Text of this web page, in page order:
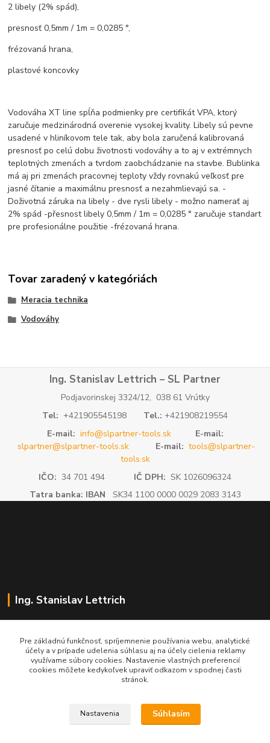
2 libely (2% spád),
presnosť 0,5mm / 1m = 0,0285 °,
frézovaná hrana,
plastové koncovky
Vodováha XT line spĺňa podmienky pre certifikát VPA, ktorý
zaručuje medzinárodná overenie vysokej kvality. Libely sú pevne
usadené v hliníkovom tele tak, aby bola zaručená kalibrovaná
presnosť po celú dobu životnosti vodováhy a to aj v extrémnych
teplotných zmenách a tvrdom zaobchádzanie na stavbe. Bublinka
má aj pri zmenách pracovnej teploty vždy rovnakú veľkosť pre
jasné čítanie a maximálnu presnosť a nezahmlievajú sa. -
Doživotná záruka na libely - dve rysli libely - možno namerať aj
2% spád -přesnost libely 0,5mm / 1m = 0,0285 ° zaručuje standart
pre profesionálne použitie -frézovaná hrana.
Tovar zaradený v kategóriách
Meracia technika
Vodováhy
Ing. Stanislav Lettrich – SL Partner
Podjavorinskej 3324/12, 038 61 Vrútky
Tel: +421905545198 Tel.: +421908219554
E-mail: info@slpartner-tools.sk
E-mail:
slpartner@slpartner-tools.sk
E-mail: tools@slpartner-
tools.sk
IČO: 34 701 494 IČ DPH: SK 1026096324
Tatra banka: IBAN SK34 1100 0000 0029 2083 3143
Ing. Stanislav Lettrich
+421 905 545 198
NONSTOP
Pre základnú funkčnosť, spríjemnenie používania webu, analytické
účely a v prípade udelenia súhlasu aj na účely cielenia reklamy
využívame súbory cookies. Nastavenie vlastných preferencií
cookies môžete kedykoľvek upraviť odkazom v spodnej časti
stránok.
Nastavenia Súhlasím